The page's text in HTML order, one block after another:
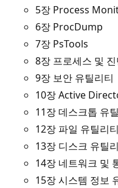
5장 Process
6장 ProcDump
7장 PsTools
8장 프로세스 및
9장 보안 유틸리티
10장 Active
11장 데스크톱 유
12장 파일 유틸리티
13장 디스크 유틸
14장 네트워크 및
15장 시스템 정보